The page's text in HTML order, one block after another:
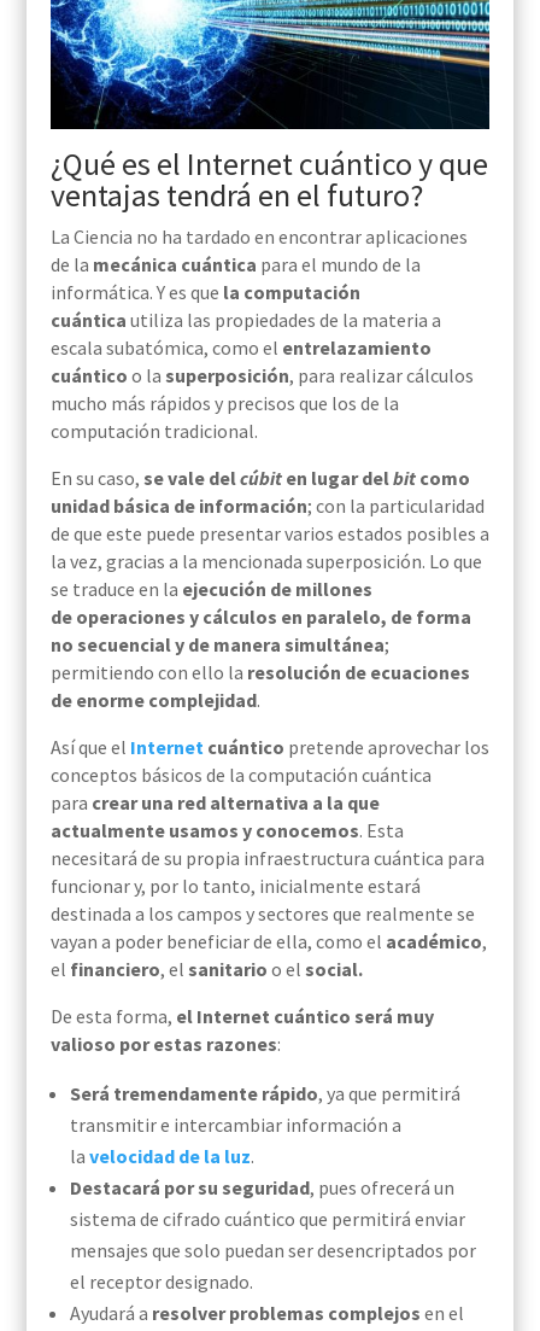
¿Qué es el Internet cuántico y que
ventajas tendrá en el futuro?
La Ciencia no ha tardado en encontrar aplicaciones
de la mecánica cuántica para el mundo de la
informática. Y es que la computación
cuántica utiliza las propiedades de la materia a
escala subatómica, como el entrelazamiento
cuántico o la superposición, para realizar cálculos
mucho más rápidos y precisos que los de la
computación tradicional.
En su caso, se vale delcúbiten lugar delbitcomo
unidad básica de información; con la particularidad
de que este puede presentar varios estados posibles a
la vez, gracias a la mencionada superposición. Lo que
se traduce en la ejecución de millones
de operaciones y cálculos en paralelo, de forma
no secuencial y de manera simultánea;
permitiendo con ello la resolución de ecuaciones
de enorme complejidad.
Así que el Internet cuántico pretende aprovechar los
conceptos básicos de la computación cuántica
para crear una red alternativa a la que
actualmente usamos y conocemos. Esta
necesitará de su propia infraestructura cuántica para
funcionar y, por lo tanto, inicialmente estará
destinada a los campos y sectores que realmente se
vayan a poder beneficiar de ella, como el académico,
el financiero, el sanitario o el social.
De esta forma, el Internet cuántico será muy
valioso por estas razones:
Será tremendamente rápido, ya que permitirá
transmitir e intercambiar información a
la velocidad de la luz.
Destacará por su seguridad, pues ofrecerá un
sistema de cifrado cuántico que permitirá enviar
mensajes que solo puedan ser desencriptados por
el receptor designado.
Ayudará a resolver problemas complejos en el